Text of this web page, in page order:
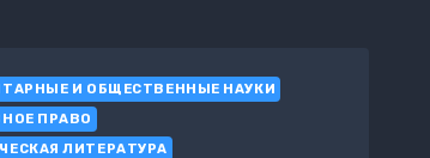
И ОБЩЕСТВЕННЫЕ НАУКИ
ПРАВО
ЛИТЕРАТУРА